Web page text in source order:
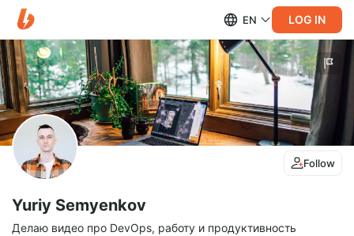
EN LOG IN
Follow
Yuriy Semyenkov
Делаю видео про DevOps, работу и продуктивность